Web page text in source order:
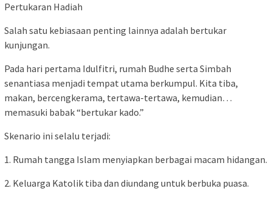
Pertukaran Hadiah
Salah satu kebiasaan penting lainnya adalah bertukar
kunjungan.
Pada hari pertama Idulfitri, rumah Budhe serta Simbah
senantiasa menjadi tempat utama berkumpul. Kita tiba,
makan, bercengkerama, tertawa-tertawa, kemudian…
memasuki babak “bertukar kado.”
Skenario ini selalu terjadi:
1. Rumah tangga Islam menyiapkan berbagai macam hidangan.
2. Keluarga Katolik tiba dan diundang untuk berbuka puasa.